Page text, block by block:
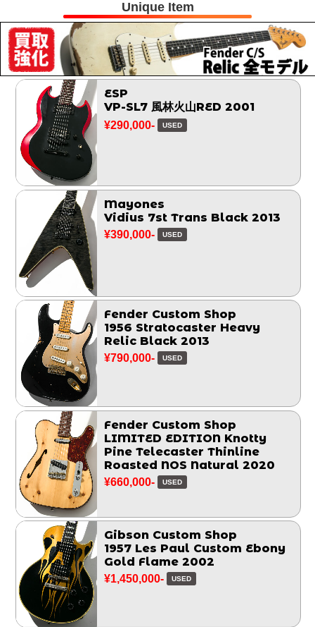
Unique Item
ESP
VP-SL7 風林火山RED 2001
¥290,000- USED
Mayones
Vidius 7st Trans Black 2013
¥390,000- USED
Fender Custom Shop
1956 Stratocaster Heavy
Relic Black 2013
¥790,000- USED
Fender Custom Shop
LIMITED EDITION Knotty
Pine Telecaster Thinline
Roasted NOS Natural 2020
¥660,000- USED
Gibson Custom Shop
1957 Les Paul Custom Ebony
Gold Flame 2002
¥1,450,000- USED